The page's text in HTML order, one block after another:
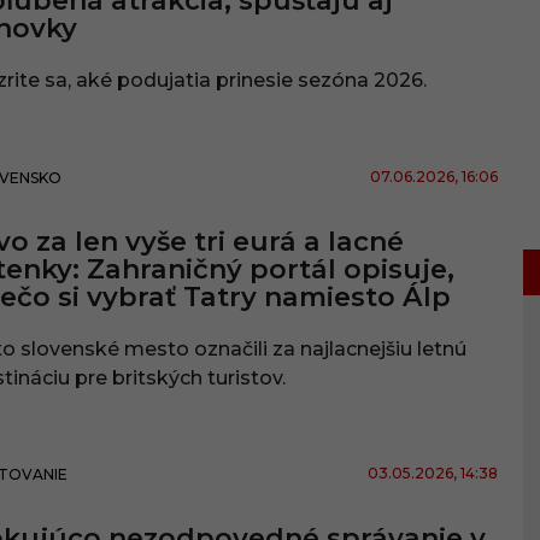
sa, aké podujatia prinesie sezóna 2026.
07.06.2026, 16:06
za len vyše tri eurá a lacné
Zahraničný portál opisuje,
si vybrať Tatry namiesto Álp
slovenské mesto označili za najlacnejšiu letnú
pre britských turistov.
03.05.2026, 14:38